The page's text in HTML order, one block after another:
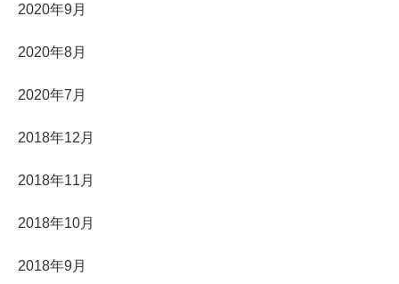
2020年9月
2020年8月
2020年7月
2018年12月
2018年11月
2018年10月
2018年9月